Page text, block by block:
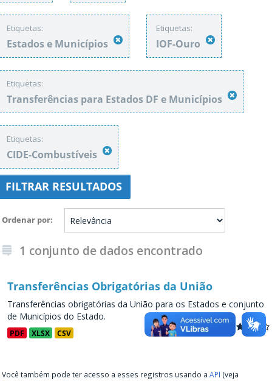
Etiquetas:
Estados e Municípios
Etiquetas:
IOF-Ouro
Etiquetas:
Transferências para Estados DF e Municípios
Etiquetas:
CIDE-Combustíveis
FILTRAR RESULTADOS
Ordenar por
1 conjunto de dados encontrado
Transferências Obrigatórias da União
Transferências obrigatórias da União para os Estados e conjunto
de Municípios do Estado.
PDF XLSX CSV
Você também pode ter acesso a esses registros usando a API (veja